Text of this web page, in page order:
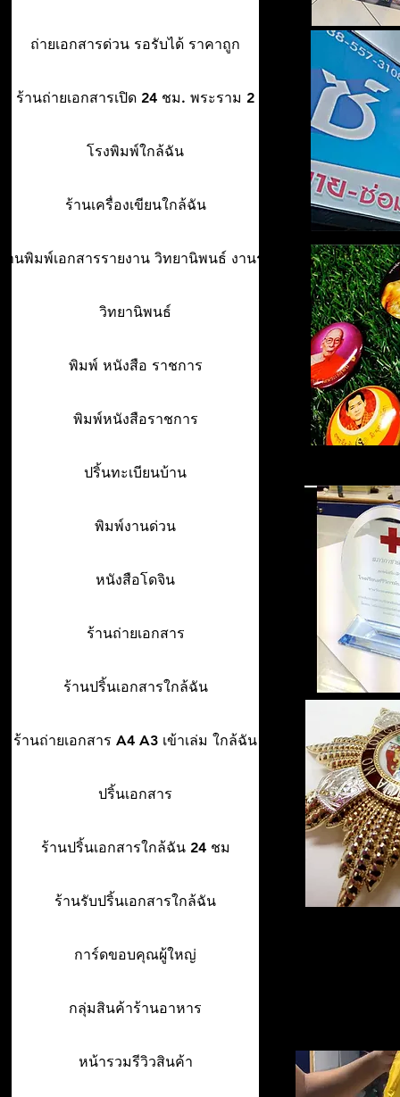
ถ่ายเอกสารด่วน รอรับได้ ราคาถูก
ร้านถ่ายเอกสารเปิด 24 ชม. พระราม 2
โรงพิมพ์ใกล้ฉัน
ร้านเครื่องเขียนใกล้ฉัน
านพิมพ์เอกสารรายงาน วิทยานิพนธ์ งานรา
วิทยานิพนธ์
พิมพ์ หนังสือ ราชการ
พิมพ์หนังสือราชการ
ปริ้นทะเบียนบ้าน
พิมพ์งานด่วน
หนังสือโดจิน
ร้านถ่ายเอกสาร
ร้านปริ้นเอกสารใกล้ฉัน
ร้านถ่ายเอกสาร A4 A3 เข้าเล่ม ใกล้ฉัน
ปริ้นเอกสาร
ร้านปริ้นเอกสารใกล้ฉัน 24 ชม
ร้านรับปริ้นเอกสารใกล้ฉัน
การ์ดขอบคุณผู้ใหญ่
กลุ่มสินค้าร้านอาหาร
หน้ารวมรีวิวสินค้า